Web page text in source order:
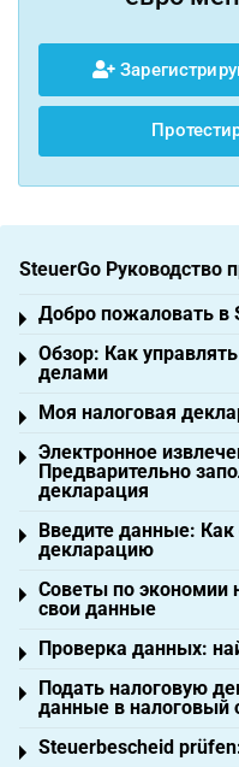
SteuerGo Руководство
Добро пожаловать в
Toggle menu
Обзор: Как
делами
Toggle menu
Моя налоговая
Toggle menu
Электронное
Предварительно
декларация
Toggle menu
Введите данные:
декларацию
Toggle menu
Советы по экономии
свои данные
Toggle menu
Проверка данных:
Toggle menu
Подать налоговую
данные в налоговый
Toggle menu
Steuerbescheid
Toggle menu